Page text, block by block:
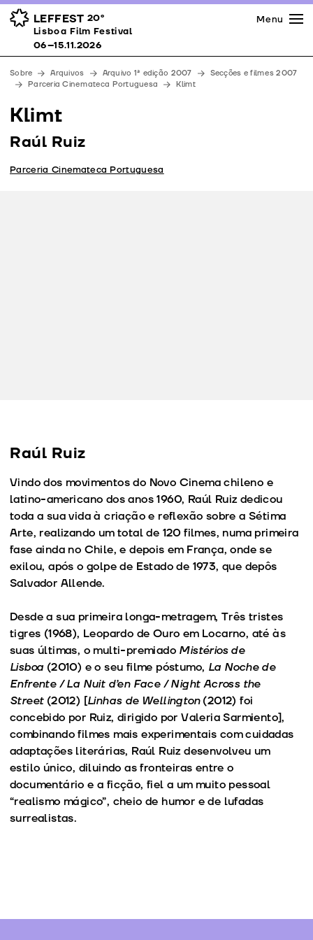
LEFFEST 20º
Lisboa Film Festival 06–15.11.2026
Prémios
Espaços
Apoios
Equipa
Downloads
Menu
Lisboa Film Festival
06–15.11.2026
Sobre Arquivos Arquivo 1ª edição 2007
Secções e filmes 2007
Parceria Cinemateca Portuguesa
Klimt
Klimt
Raúl Ruiz
Parceria Cinemateca Portuguesa
Raúl Ruiz
Vindo dos movimentos do Novo Cinema chileno e
latino-americano dos anos 1960, Raúl Ruiz dedicou
toda a sua vida à criação e reflexão sobre a Sétima
Arte, realizando um total de 120 filmes, numa primeira
fase ainda no Chile, e depois em França, onde se
exilou, após o golpe de Estado de 1973, que depôs
Salvador Allende.
Desde a sua primeira longa-metragem, Três tristes
tigres (1968), Leopardo de Ouro em Locarno, até às
suas últimas, o multi-premiado Mistérios de
Lisboa (2010) e o seu filme póstumo, La Noche de
Enfrente / La Nuit d’en Face / Night Across the
Street(2012) [Linhas de Wellington(2012) foi
concebido por Ruiz, dirigido por Valeria Sarmiento],
combinando filmes mais experimentais com cuidadas
adaptações literárias, Raúl Ruiz desenvolveu um
estilo único, diluindo as fronteiras entre o
documentário e a ficção, fiel a um muito pessoal
“realismo mágico”, cheio de humor e de lufadas
surrealistas.